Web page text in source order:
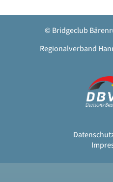
© Bridgeclub
Regionalverband